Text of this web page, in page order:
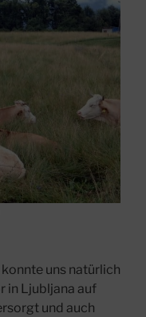
uns natürlich
in Ljubljana auf
und auch